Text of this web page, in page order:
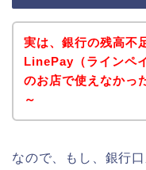
実は、銀行の残高不
LinePay（ラインペ
のお店で使えなかっ
～
なので、もし、銀行